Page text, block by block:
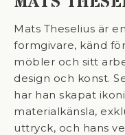
Mats Theselius är
formgivare, känd
möbler och sitt
design och konst.
har han skapat
materialkänsla,
uttryck, och hans